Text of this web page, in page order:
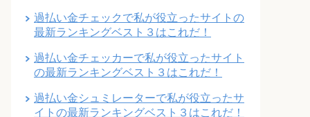
過払い金チェックで私が役立ったサイトの
最新ランキングベスト３はこれだ！
過払い金チェッカーで私が役立ったサイト
の最新ランキングベスト３はこれだ！
過払い金シュミレーターで私が役立ったサ
イトの最新ランキングベスト３はこれだ！